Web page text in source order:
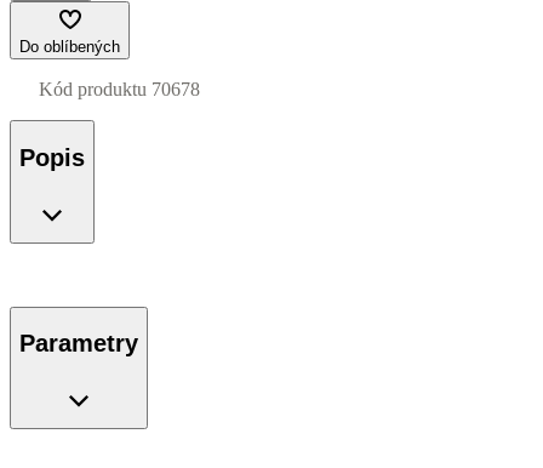
Do oblíbených
Kód produktu 70678
Popis
Parametry